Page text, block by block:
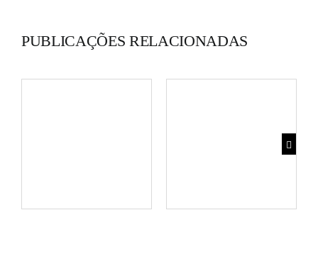
PUBLICAÇÕES RELACIONADAS